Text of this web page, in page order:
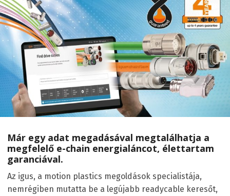
Már egy adat megadásával megtalálhatja a
megfelelő e-chain energialáncot, élettartam
garanciával.
Az igus, a motion plastics megoldások specialistája,
nemrégiben mutatta be a legújabb readycable keresőt,